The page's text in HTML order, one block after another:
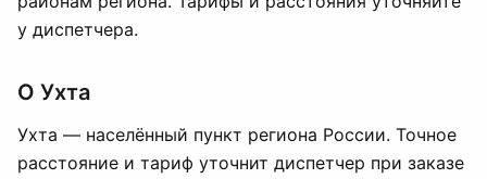
у диспетчера.
О Ухта
Ухта — населённый пункт региона России. Точное
расстояние и тариф уточнит диспетчер при заказе